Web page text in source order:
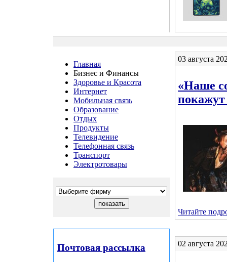
Главная
Бизнес и Финансы
Здоровье и Красота
Интернет
Мобильная связь
Образование
Отдых
Продукты
Телевидение
Телефонная связь
Транспорт
Электротовары
Почтовая рассылка
03 августа
«Наше
Читайте
02 августа